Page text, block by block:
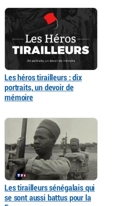
Les héros tirailleurs : dix
portraits, un devoir de
mémoire
Les tirailleurs sénégalais qui
se sont aussi battus pour la